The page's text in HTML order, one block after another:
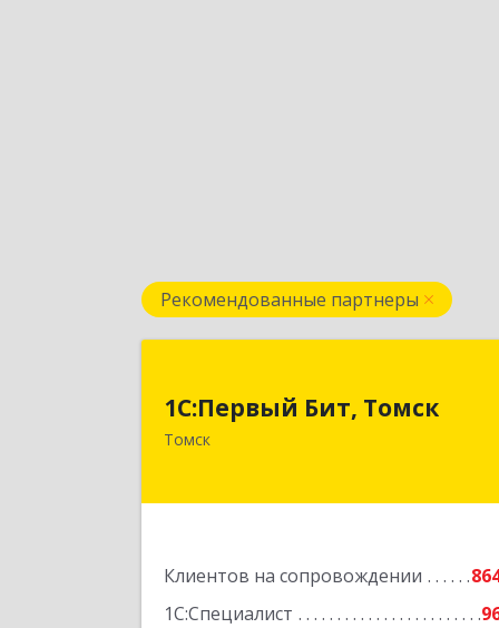
Рекомендованные партнеры
1С:Первый Бит, Томск
Томск
Клиентов на сопровождении
1С:Специалист
634041, Томская обл, Томск г, Кирова